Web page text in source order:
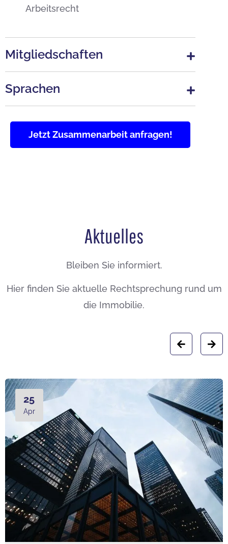
Arbeitsrecht
Mitgliedschaften
Sprachen
Jetzt Zusammenarbeit anfragen!
Aktuelles
Bleiben Sie informiert.
Hier finden Sie aktuelle Rechtsprechung rund um
die Immobilie.
25
Apr